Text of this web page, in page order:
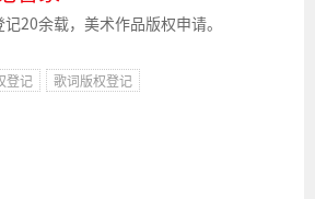
20余载，美术作品版权申请。
登记 歌词版权登记